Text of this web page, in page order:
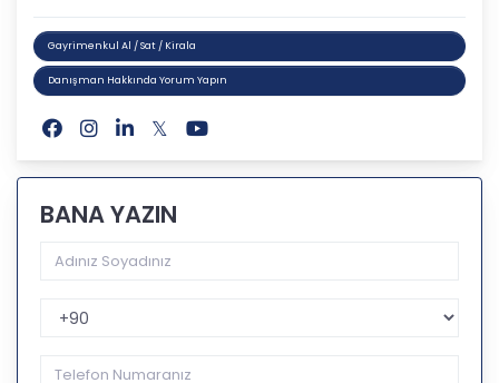
Gayrimenkul Al / Sat / Kirala
Danışman Hakkında Yorum Yapın
BANA YAZIN
Telefon Kodu